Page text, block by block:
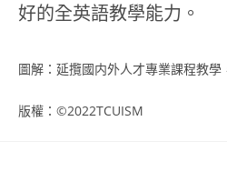
好的全英語教學能力。
圖解：延攬國内外人才專業課程教學
版權：©2022TCUISM